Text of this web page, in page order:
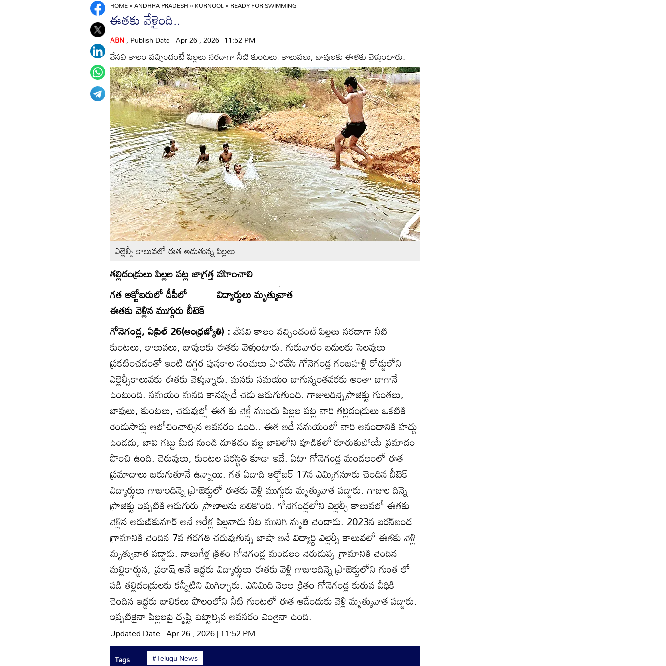
HOME»ANDHRA PRADESH»KURNOOL»READY FOR SWIMMING
ఈతకు వేళైంది..
ABN, Publish Date - Apr 26 , 2026 | 11:52 PM
వేసవి కాలం వచ్చిందంటే పిల్లలు సరదాగా నీటి కుంటలు, కాలువలు, బావులకు ఈతకు వెళ్తుంటారు.
ఎల్లెల్సీ కాలువలో ఈత అడుతున్న పిల్లలు
తల్లిదండ్రులు పిల్లల పట్ల జాగ్రత్త వహించాలి
గత అక్టోబరులో డీపీలో
ఈతకు వెళ్లిన ముగ్గురు బీటెక్‌
విద్యార్థులు మృత్యువాత
గోనెగండ్ల, ఏప్రిల్‌ 26(ఆంధ్రజ్యోతి) :వేసవి కాలం వచ్చిందంటే పిల్లలు సరదాగా నీటి
కుంటలు, కాలువలు, బావులకు ఈతకు వెళ్తుంటారు. గురువారం బడులకు సెలవులు
ప్రకటించడంతో ఇంటి దగ్గర పుస్తకాల సంచులు పారవేసి గోనెగండ్ల గంజహళ్లి రోడ్డులోని
ఎల్లెల్సీకాలువకు ఈతకు వెళ్తున్నారు. మనకు సమయం బాగున్నంతవరకు అంతా బాగానే
ఉంటుంది. సమయం మనది కానప్పుడే చెడు జరుగుతుంది. గాజులదిన్నెప్రాజెక్టు గుంతలు,
బావులు, కుంటలు, చెరువుల్లో ఈత కు వెళ్లే ముందు పిల్లల పట్ల వారి తల్లిదండ్రులు ఒకటికి
రెండుసార్లు ఆలోచించాల్సిన అవసరం ఉంది.. ఈత అడే సమయంలో వారి అనందానికి హద్దు
ఉండదు, బావి గట్టు మీద నుండి దూకడం వల్ల బావిలోని పూడికలో కూరుకుపోయే ప్రమాదం
పొంచి ఉంది. చెరువులు, కుంటల పరస్ధితి కూడా ఇదే. ఏటా గోనెగండ్ల మండలంలో ఈత
ప్రమాదాలు జరుగుతూనే ఉన్నాయి. గత ఏడాది అక్టోబర్‌ 17న ఎమ్మిగనూరు చెందిన బీటెక్‌
విద్యార్థులు గాజులదిన్నె ప్రాజెక్టులో ఈతకు వెళ్లి ముగ్గురు మృత్యువాత పడ్డారు. గాజుల దిన్నె
ప్రాజెక్టు ఇప్పటికి ఆరుగురు ప్రాణాలను బలికొంది. గోనెగండ్లలోని ఎల్లెల్సీ కాలువలో ఈతకు
వెళ్లిన అరుణ్‌కుమార్‌ అనే ఆరేళ్ల పిల్లవాడు నీట మునిగి మృతి చెందాడు. 2023న ఐరన్‌బండ
గ్రామానికి చెందిన 7వ తరగతి చదువుతున్న బాషా అనే విద్యార్థి ఎల్లెల్సీ కాలువలో ఈతకు వెళ్లి
మృత్యువాత పడ్డాడు. నాలుగేళ్ల క్రితం గోనెగండ్ల మండలం నెరుడుప్ప గ్రామానికి చెందిన
మల్లికార్జున, ప్రకాష్‌ అనే ఇద్దరు విద్యార్థులు ఈతకు వెళ్లి గాజులదిన్నె ప్రాజెక్టులోని గుంత లో
పడి తల్లిదండ్రులకు కన్నీటిని మిగిల్చారు. ఎనిమిది నెలల క్రితం గోనెగండ్ల కురువ వీధికి
చెందిన ఇద్దరు బాలికలు పొలంలోని నీటి గుంటలో ఈత ఆడేందుకు వెళ్లి మృత్యువాత పడ్డారు.
ఇప్పటికైనా పిల్లలపై దృష్టి పెట్టాల్సిన అవసరం ఎంతైనా ఉంది.
Updated Date - Apr 26 , 2026 | 11:52 PM
Tags #Telugu News